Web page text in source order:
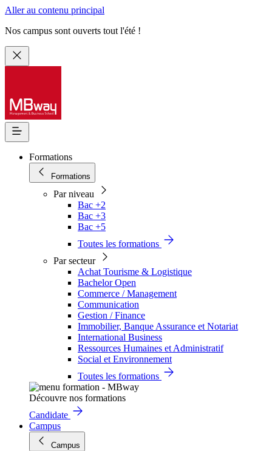
Aller au contenu principal
Nos campus sont ouverts tout l'été !
Formations
Formations
Par niveau
Bac +2
Bac +3
Bac +5
Toutes les formations
Par secteur
Achat Tourisme & Logistique
Bachelor Open
Commerce / Management
Communication
Gestion / Finance
Immobilier, Banque Assurance et Notariat
International Business
Ressources Humaines et Administratif
Social et Environnement
Toutes les formations
Découvre nos formations
Candidate
Campus
Campus